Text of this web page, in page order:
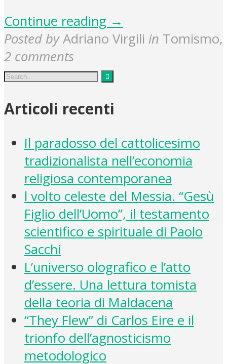
Continue reading →
Posted by Adriano Virgili in Tomismo,
2 comments
Articoli recenti
Il paradosso del cattolicesimo
tradizionalista nell’economia
religiosa contemporanea
l volto celeste del Messia. “Gesù
Figlio dell’Uomo”, il testamento
scientifico e spirituale di Paolo
Sacchi
L’universo olografico e l’atto
d’essere. Una lettura tomista
della teoria di Maldacena
“They Flew” di Carlos Eire e il
trionfo dell’agnosticismo
metodologico